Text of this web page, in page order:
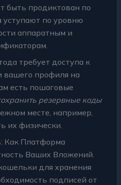
быть продиктован по
уступают по уровню
аппаратным и
требует доступа к
вашего профиля на
есть пошаговые
резервные коды
месте, например,
их физически.
Как Платформа
Ваших Вложений.
для хранения
подписей от